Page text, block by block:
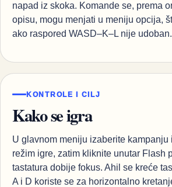
napad iz skoka. Komande se, prema
opisu, mogu menjati u meniju opcija,
ako raspored WASD–K–L nije udoban.
KONTROLE I CILJ
Kako se igra
U glavnom meniju izaberite kampanju
režim igre, zatim kliknite unutar Flash
tastatura dobije fokus. Ahil se kreće
A i D koriste se za horizontalno